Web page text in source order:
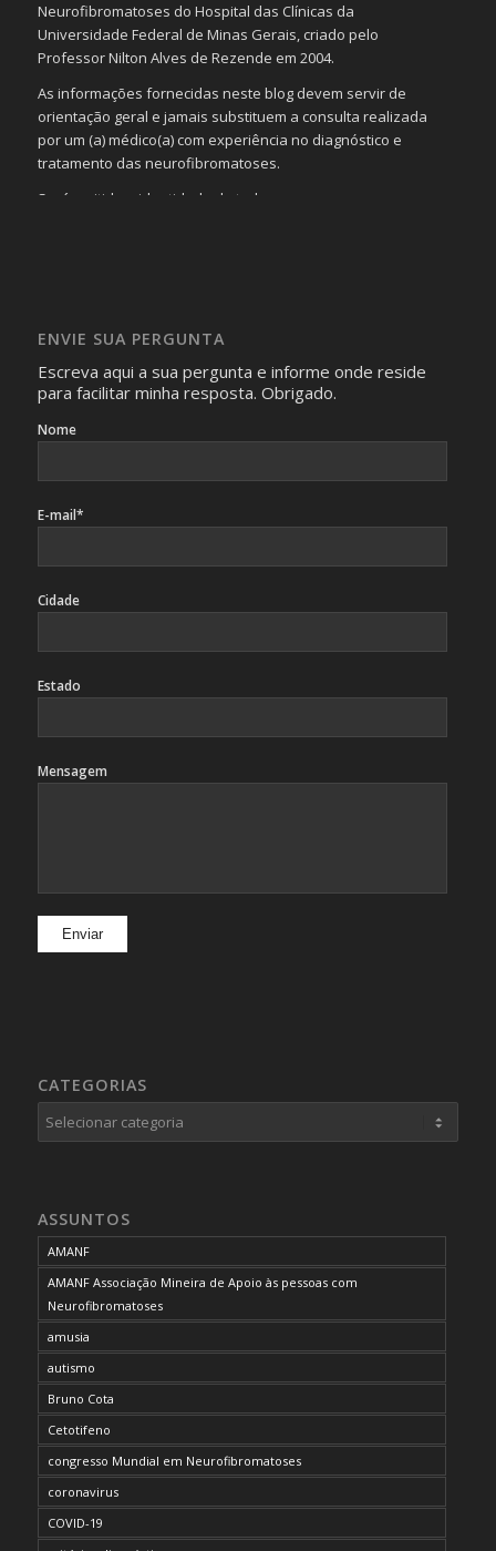
Neurofibromatoses do Hospital das Clínicas da
Universidade Federal de Minas Gerais, criado pelo
Professor Nilton Alves de Rezende em 2004.
As informações fornecidas neste blog devem servir de
orientação geral e jamais substituem a consulta realizada
por um (a) médico(a) com experiência no diagnóstico e
tratamento das neurofibromatoses.
Será omitida a identidade de todas as pessoas que
identificação da pessoa fotografada.
ENVIE SUA PERGUNTA
Escreva aqui a sua pergunta e informe onde reside
para facilitar minha resposta. Obrigado.
Nome
E-mail*
Cidade
Estado
Mensagem
CATEGORIAS
Categorias
ASSUNTOS
AMANF
AMANF Associação Mineira de Apoio às pessoas com
Neurofibromatoses
amusia
autismo
Bruno Cota
Cetotifeno
congresso Mundial em Neurofibromatoses
coronavirus
COVID-19